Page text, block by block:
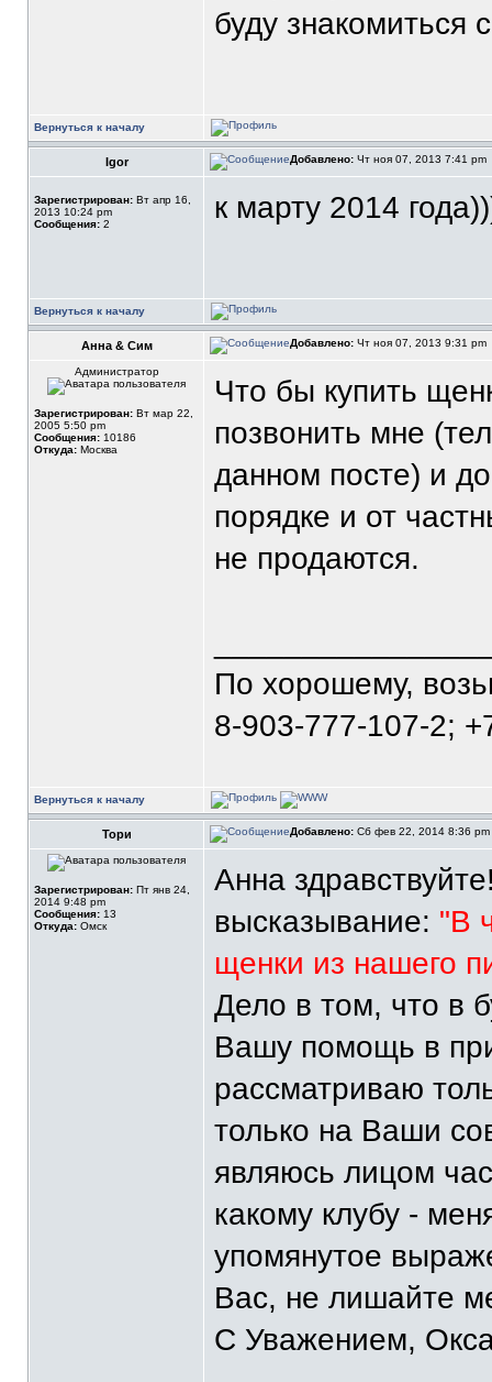
буду знакомиться
Вернуться к началу
Igor Добавлено: Чт ноя 07, 2013 7:41 pm
Зарегистрирован: Вт апр 16,
2013 10:24 pm
Сообщения: 2 к марту 2014
Вернуться к началу
Анна & Сим Добавлено: Чт ноя 07, 2013 9:31 pm
Администратор
Зарегистрирован: Вт мар 22,
2005 5:50 pm
Сообщения: 10186
Откуда: Москва
Что бы купить
позвонить мне
данном посте) и
порядке и от
не продаются.
По хорошему,
8-903-777-107-2;
Вернуться к началу
Тори Добавлено: Сб фев 22, 2014 8:36 pm
Зарегистрирован: Пт янв 24,
2014 9:48 pm
Сообщения: 13
Откуда: Омск
Анна
высказывание: "В
щенки из нашего
Дело в том, что в
Вашу помощь в
рассматриваю
только на Ваши
являюсь лицом
какому клубу -
упомянутое
Вас, не лишайте
С Уважением,